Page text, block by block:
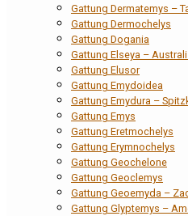
Gattung Dermatemys –
Gattung Dermochelys
Gattung Dogania
Gattung Elseya –
Gattung Elusor
Gattung Emydoidea
Gattung Emydura –
Gattung Emys
Gattung Eretmochelys
Gattung Erymnochelys
Gattung Geochelone
Gattung Geoclemys
Gattung Geoemyda –
Gattung Glyptemys –